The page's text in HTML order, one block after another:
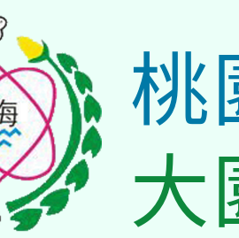
桃
大